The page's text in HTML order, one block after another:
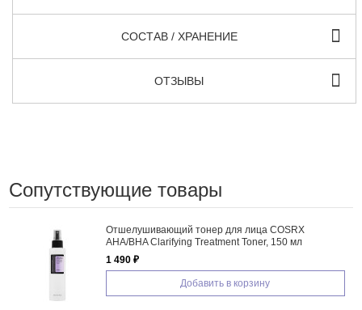
СОСТАВ / ХРАНЕНИЕ
ОТЗЫВЫ
Сопутствующие товары
Отшелушивающий тонер для лица COSRX
AHA/BHA Clarifying Treatment Toner, 150 мл
1 490 ₽
Добавить в корзину